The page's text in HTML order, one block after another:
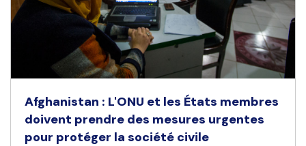
Afghanistan : L'ONU et les États membres
doivent prendre des mesures urgentes
pour protéger la société civile